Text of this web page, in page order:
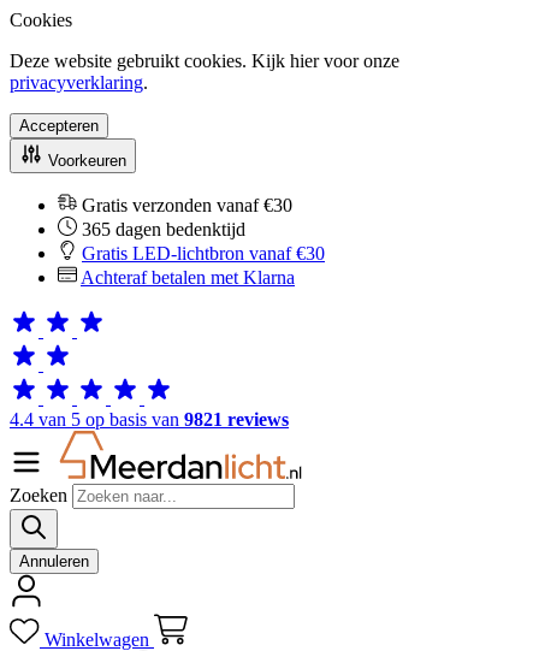
Cookies
Deze website gebruikt cookies. Kijk hier voor onze
privacyverklaring.
Accepteren
Voorkeuren
Gratis verzonden vanaf €30
365 dagen bedenktijd
Gratis LED-lichtbron vanaf €30
Achteraf betalen met Klarna
4.4 van 5 op basis van 9821 reviews
Zoeken
Annuleren
Winkelwagen